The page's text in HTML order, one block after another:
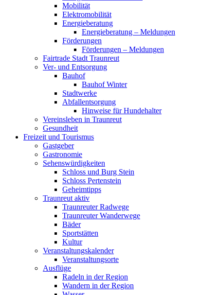
Mobilität
Elektromobilität
Energieberatung
Energieberatung – Meldungen
Förderungen
Förderungen – Meldungen
Fairtrade Stadt Traunreut
Ver- und Entsorgung
Bauhof
Bauhof Winter
Stadtwerke
Abfallentsorgung
Hinweise für Hundehalter
Vereinsleben in Traunreut
Gesundheit
Freizeit und Tourismus
Gastgeber
Gastronomie
Sehenswürdigkeiten
Schloss und Burg Stein
Schloss Pertenstein
Geheimtipps
Traunreut aktiv
Traunreuter Radwege
Traunreuter Wanderwege
Bäder
Sportstätten
Kultur
Veranstaltungskalender
Veranstaltungsorte
Ausflüge
Radeln in der Region
Wandern in der Region